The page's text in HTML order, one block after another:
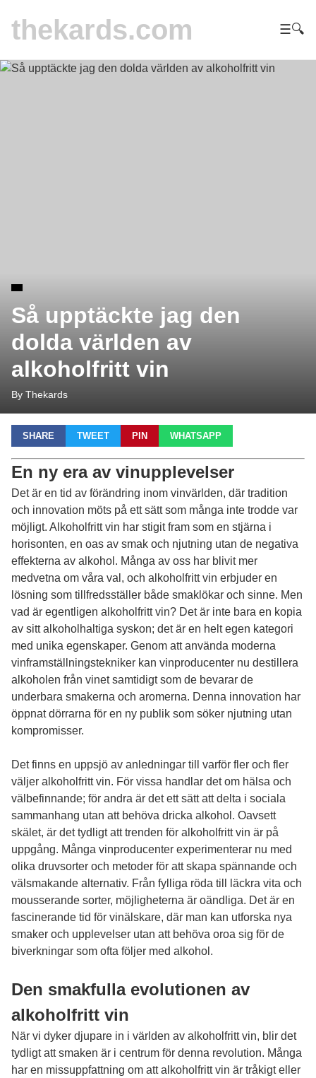
thekards.com ☰🔍
Så upptäckte jag den
dolda världen av
alkoholfritt vin
By Thekards
SHARE TWEET PIN WHATSAPP
En ny era av vinupplevelser
Det är en tid av förändring inom vinvärlden, där tradition
och innovation möts på ett sätt som många inte trodde var
möjligt. Alkoholfritt vin har stigit fram som en stjärna i
horisonten, en oas av smak och njutning utan de negativa
effekterna av alkohol. Många av oss har blivit mer
medvetna om våra val, och alkoholfritt vin erbjuder en
lösning som tillfredsställer både smaklökar och sinne. Men
vad är egentligen alkoholfritt vin? Det är inte bara en kopia
av sitt alkoholhaltiga syskon; det är en helt egen kategori
med unika egenskaper. Genom att använda moderna
vinframställningstekniker kan vinproducenter nu destillera
alkoholen från vinet samtidigt som de bevarar de
underbara smakerna och aromerna. Denna innovation har
öppnat dörrarna för en ny publik som söker njutning utan
kompromisser.
Det finns en uppsjö av anledningar till varför fler och fler
väljer alkoholfritt vin. För vissa handlar det om hälsa och
välbefinnande; för andra är det ett sätt att delta i sociala
sammanhang utan att behöva dricka alkohol. Oavsett
skälet, är det tydligt att trenden för alkoholfritt vin är på
uppgång. Många vinproducenter experimenterar nu med
olika druvsorter och metoder för att skapa spännande och
välsmakande alternativ. Från fylliga röda till läckra vita och
mousserande sorter, möjligheterna är oändliga. Det är en
fascinerande tid för vinälskare, där man kan utforska nya
smaker och upplevelser utan att behöva oroa sig för de
biverkningar som ofta följer med alkohol.
Den smakfulla evolutionen av
alkoholfritt vin
När vi dyker djupare in i världen av alkoholfritt vin, blir det
tydligt att smaken är i centrum för denna revolution. Många
har en missuppfattning om att alkoholfritt vin är tråkigt eller